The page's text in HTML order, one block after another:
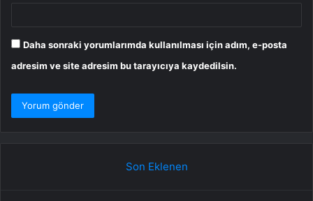
Daha sonraki yorumlarımda kullanılması için adım, e-posta
adresim ve site adresim bu tarayıcıya kaydedilsin.
Son Eklenen